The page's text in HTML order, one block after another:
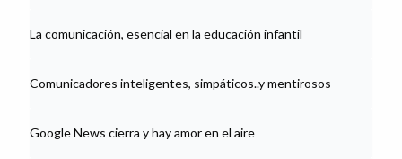
La comunicación, esencial en la educación infantil
Comunicadores inteligentes, simpáticos..y mentirosos
Google News cierra y hay amor en el aire